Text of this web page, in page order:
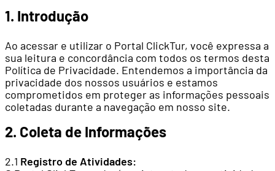
1. Introdução
Ao acessar e utilizar o Portal ClickTur, você expressa a
sua leitura e concordância com todos os termos desta
Política de Privacidade. Entendemos a importância da
privacidade dos nossos usuários e estamos
comprometidos em proteger as informações pessoais
coletadas durante a navegação em nosso site.
2. Coleta de Informações
2.1 Registro de Atividades: